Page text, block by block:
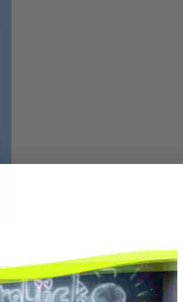
Know-how mit, das du
Herausforderungen